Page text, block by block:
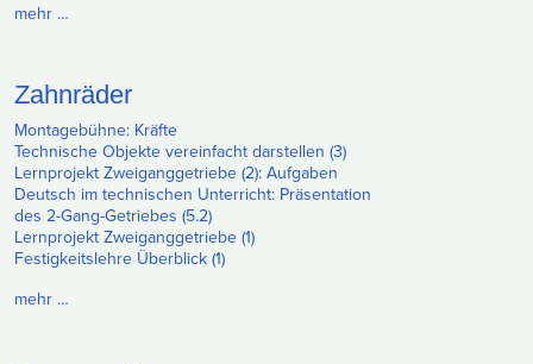
mehr …
Zahnräder
Montagebühne: Kräfte
Technische Objekte vereinfacht darstellen (3)
Lernprojekt Zweiganggetriebe (2): Aufgaben
Deutsch im technischen Unterricht: Präsentation
des 2-Gang-Getriebes (5.2)
Lernprojekt Zweiganggetriebe (1)
Festigkeitslehre Überblick (1)
mehr …